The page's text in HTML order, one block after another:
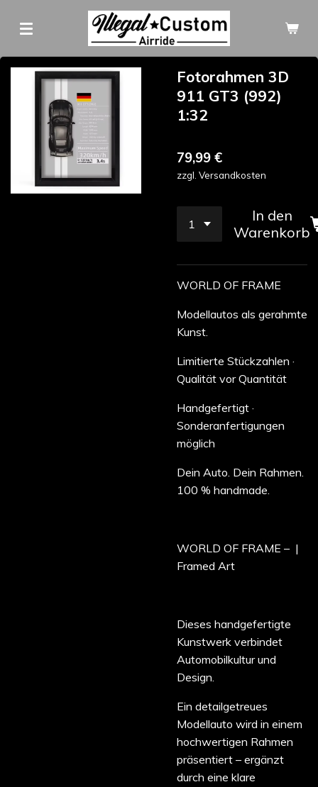
Hauptinhalt
Fotorahmen 3D
911 GT3 (992)
1:32
79,99 €
zzgl. Versandkosten
In den
Warenkorb
WORLD OF FRAME
Modellautos als gerahmte
Kunst.
Limitierte Stückzahlen ·
Qualität vor Quantität
Handgefertigt ·
Sonderanfertigungen
möglich
Dein Auto. Dein Rahmen.
100 % handmade.
WORLD OF FRAME – |
Framed Art
Dieses handgefertigte
Kunstwerk verbindet
Automobilkultur und
Design.
Ein detailgetreues
Modellauto wird in einem
hochwertigen Rahmen
präsentiert – ergänzt
durch eine klare